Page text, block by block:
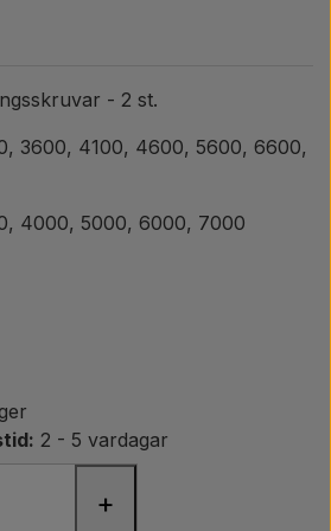
GARDLOC
Verktyg
- 2 st.
3600, 4100, 4600, 5600, 6600,
4000, 5000, 6000, 7000
D4NN8N213A,
386317S2, 81822695
2 - 5 vardagar
+